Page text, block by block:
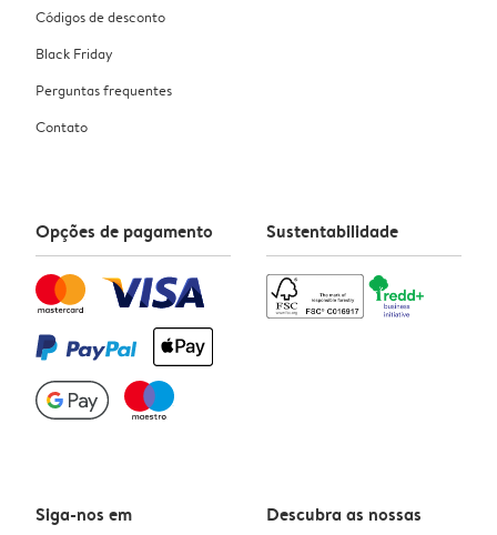
Códigos de desconto
Black Friday
Perguntas frequentes
Contato
Opções de pagamento Sustentabilidade
Siga-nos em
Descubra as nossas